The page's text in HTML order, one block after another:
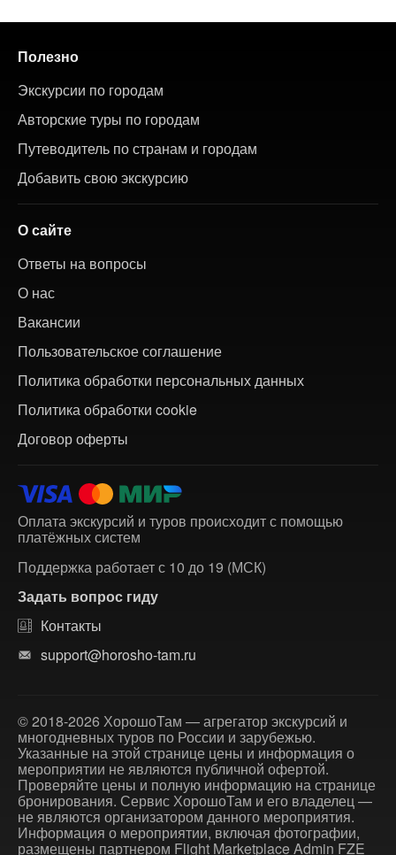
Полезно
Экскурсии по городам
Авторские туры по городам
Путеводитель по странам и городам
Добавить свою экскурсию
О сайте
Ответы на вопросы
О нас
Вакансии
Пользовательское соглашение
Политика обработки персональных данных
Политика обработки cookie
Договор оферты
Оплата экскурсий и туров происходит с помощью
платёжных систем
Поддержка работает с 10 до 19 (МСК)
Задать вопрос гиду
Контакты
support@horosho-tam.ru
© 2018-2026 ХорошоТам — агрегатор экскурсий и
многодневных туров по России и зарубежью.
Указанные на этой странице цены и информация о
мероприятии не являются публичной офертой.
Проверяйте цены и полную информацию на странице
бронирования. Сервис ХорошоТам и его владелец —
не являются организатором данного мероприятия.
Информация о мероприятии, включая фотографии,
размещены партнером Flight Marketplace Admin FZE